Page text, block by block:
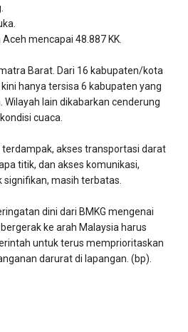
mencapai 48.887 KK.
Barat. Dari 16 kabupaten/kota
hanya tersisa 6 kabupaten yang
lain dikabarkan cenderung
cuaca.
terdampak, akses transportasi darat
titik, dan akses komunikasi,
masih terbatas.
dini dari BMKG mengenai
ke arah Malaysia harus
untuk terus memprioritaskan
darurat di lapangan. (bp).